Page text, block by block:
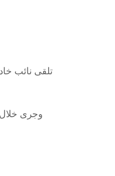
تلقى نائب
وجرى خلال